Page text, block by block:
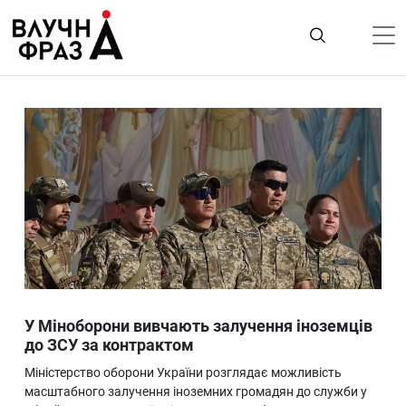
содержимому
Гроші
Життя
Лайфстайл
ТехноНаука
Людина
Ukraine
Про нас
У Міноборони вивчають залучення іноземців
до ЗСУ за контрактом
Міністерство оборони України розглядає можливість
масштабного залучення іноземних громадян до служби у